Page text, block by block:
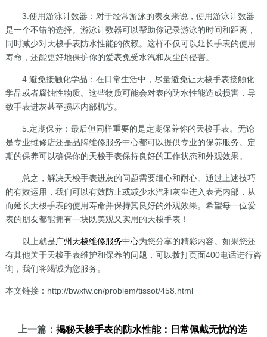
3.使用游泳计数器：对于经常游泳的表友来说，使用游泳计数器
是一个不错的选择。游泳计数器可以帮助你记录游泳的时间和距离，
同时减少对天梭手表防水性能的依赖。这样不仅可以延长手表的使用
寿命，还能更好地保护你的爱表免受水汽和灰尘的侵害。
4.避免接触化学品：在日常生活中，尽量避免让天梭手表接触化
学品或者腐蚀性物质。这些物质可能会对表的防水性能造成损害，导
致手表进灰甚至损坏内部机芯。
5.定期保养：最后但同样重要的是定期保养你的天梭手表。无论
是专业维修店还是品牌维修服务中心都可以提供专业的保养服务。定
期的保养可以确保你的天梭手表保持良好的工作状态和外观效果。
总之，解决天梭手表进灰的问题需要细心和耐心。通过上述技巧
的有效运用，我们可以有效防止或减少水汽和灰尘进入表壳内部，从
而延长天梭手表的使用寿命并保持其良好的外观效果。希望每一位爱
表的朋友都能拥有一块既美观又实用的天梭手表！
以上就是广州天梭维修服务中心为您分享的精彩内容。如果您还
有其他关于天梭手表维护和保养的问题，可以拨打页面400电话进行咨
询，我们将竭诚为您服务。
本文链接：http://bwxfw.cn/problem/tissot/458.html
上一篇：揭秘天梭手表的防水性能：日常佩戴无忧的选